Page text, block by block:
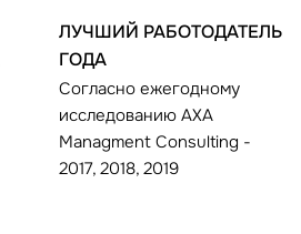
ЛУЧШИЙ РАБОТОДАТЕЛЬ
ГОДА
Согласно ежегодному
исследованию AXA
Managment Consulting -
2017, 2018, 2019